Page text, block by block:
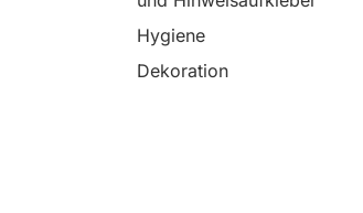
Hygiene
Dekoration